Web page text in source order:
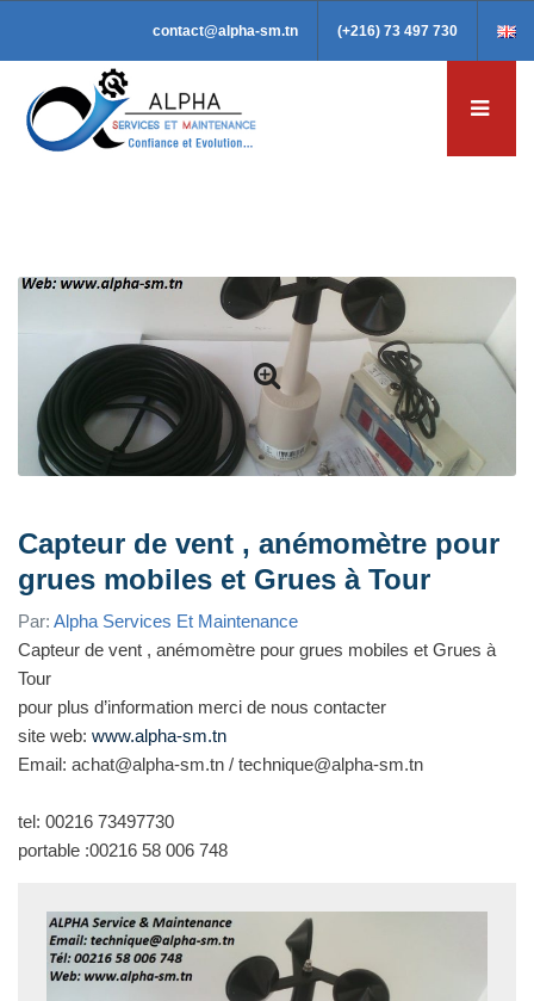
contact@alpha-sm.tn (+216) 73 497 730
Capteur de vent , anémomètre pour
grues mobiles et Grues à Tour
Par: Alpha Services Et Maintenance
Capteur de vent , anémomètre pour grues mobiles et Grues à
Tour
pour plus d’information merci de nous contacter
site web: www.alpha-sm.tn
Email: achat@alpha-sm.tn / technique@alpha-sm.tn
tel: 00216 73497730
portable :00216 58 006 748